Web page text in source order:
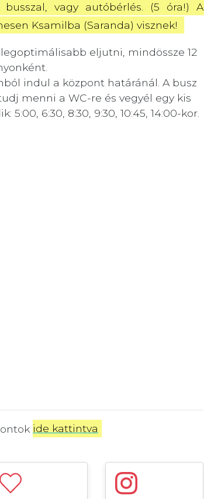
vagy autóbérlés. (5 óra!) A
Ksamilba (Saranda) visznek!
eljutni, mindössze 12
indul a központ határánál. A busz
menni a WC-re és vegyél egy kis
6:30, 8:30, 9:30, 10:45, 14:00-kor.
ide kattintva